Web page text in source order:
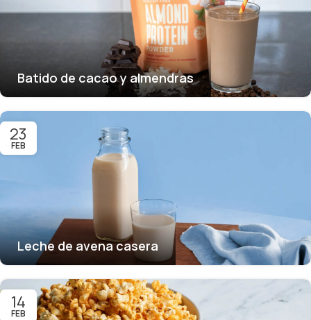
Batido de cacao y almendras
23
FEB
Leche de avena casera
14
FEB